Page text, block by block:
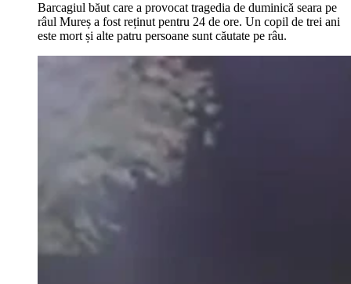
Barcagiul băut care a provocat tragedia de duminică seara pe
râul Mureș a fost reținut pentru 24 de ore. Un copil de trei ani
este mort și alte patru persoane sunt căutate pe râu.